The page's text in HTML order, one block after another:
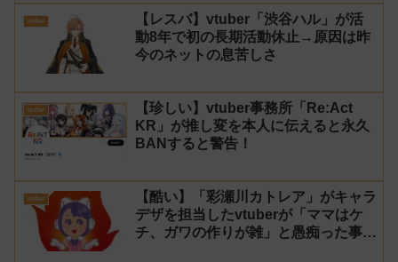
vtuber
【レスバ】vtuber「渋谷ハル」が活
動8年で初の長期活動休止→原因は昨
今のネットの息苦しさ
vtuber
【珍しい】vtuber事務所「Re:Act
KR」が推し変を本人に伝えると永久
BANすると警告！
vtuber
【酷い】「彩瀬川カトレア」がキャラ
デザを担当したvtuberが「ママはケ
チ、ガワの作りが雑」と愚痴った事が